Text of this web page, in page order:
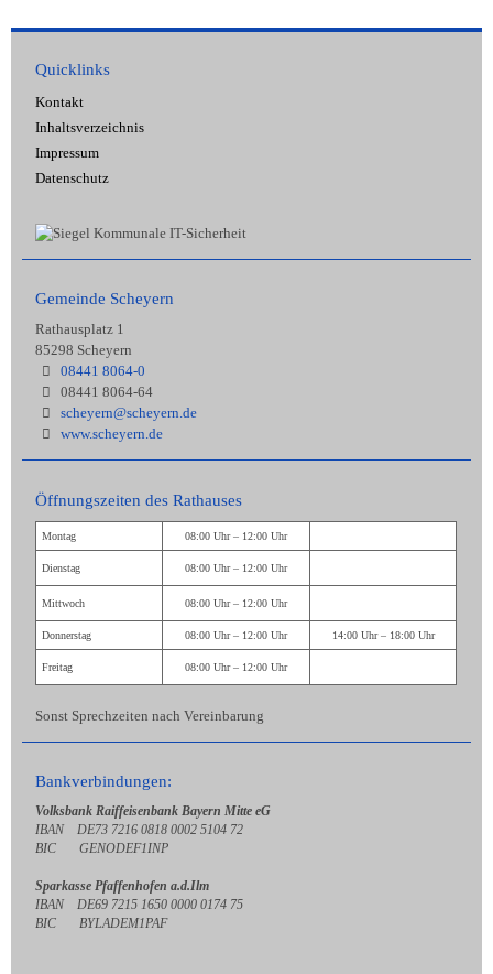
Quicklinks
Kontakt
Inhaltsverzeichnis
Impressum
Datenschutz
Gemeinde Scheyern
Rathausplatz 1
85298 Scheyern
08441 8064-0
08441 8064-64
scheyern@scheyern.de
www.scheyern.de
Öffnungszeiten des Rathauses
Montag 08:00 Uhr – 12:00 Uhr
Dienstag 08:00 Uhr – 12:00 Uhr
Mittwoch 08:00 Uhr – 12:00 Uhr
Donnerstag 08:00 Uhr – 12:00 Uhr 14:00 Uhr – 18:00 Uhr
Freitag 08:00 Uhr – 12:00 Uhr
Sonst Sprechzeiten nach Vereinbarung
Bankverbindungen:
Volksbank Raiffeisenbank Bayern Mitte eG
IBAN DE73 7216 0818 0002 5104 72
BIC GENODEF1INP
Sparkasse Pfaffenhofen a.d.Ilm
IBAN DE69 7215 1650 0000 0174 75
BIC BYLADEM1PAF